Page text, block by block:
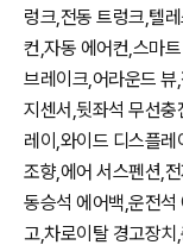
렁크,전동 트렁크,텔
컨,자동 에어컨,스마
브레이크,어라운드
지센서,뒷좌석 무선
레이,와이드 디스플
조향,에어 서스펜션,
동승석 에어백,운전
고,차로이탈 경고장